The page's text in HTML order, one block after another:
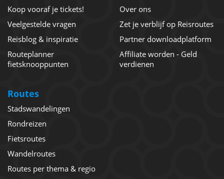
Koop vooraf je tickets!
Veelgestelde vragen
Reisblog & inspiratie
Routeplanner
fietsknooppunten
Over ons
Zet je verblijf op Reisroutes
Partner downloadplatform
Affiliate worden - Geld
verdienen
Routes
Stadswandelingen
Rondreizen
Fietsroutes
Wandelroutes
Routes per thema & regio